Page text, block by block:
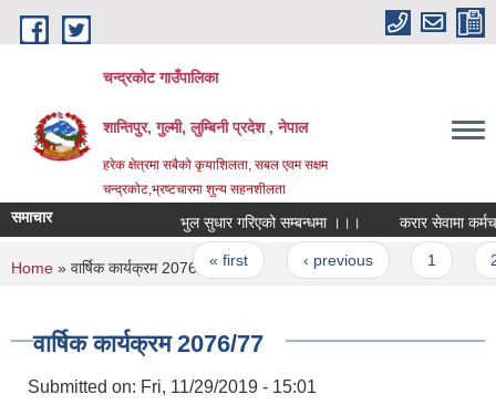
Skip to main content
चन्द्रकोट गाउँपालिका
शान्तिपुर, गुल्मी, लुम्बिनी प्रदेश , नेपाल
हरेक क्षेत्रमा सबैको कृयाशिलता, सबल एवम सक्षम
चन्द्रकोट,भ्रष्टचारमा शुन्य सहनशीलता
समाचार भुल सुधार गरिएको सम्बन्धमा ।।। करार सेवामा
Pages
« first ‹ previous
You are here
Home » वार्षिक कार्यक्रम 2076/77
वार्षिक कार्यक्रम 2076/77
Submitted on: Fri, 11/29/2019 - 15:01